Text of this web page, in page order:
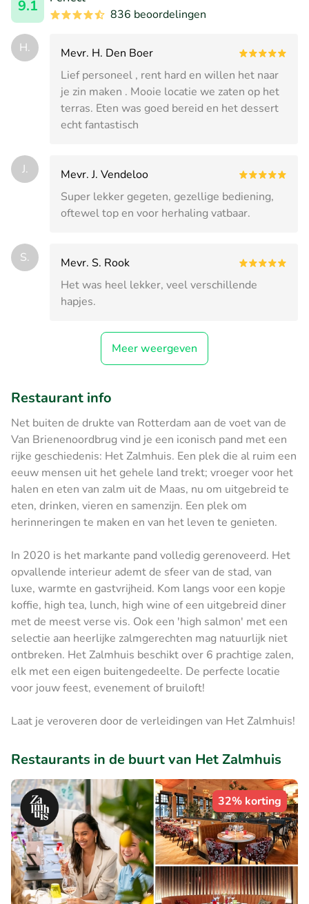
9.1
836 beoordelingen
H.
Mevr. H. Den Boer
Lief personeel , rent hard en willen het naar
je zin maken . Mooie locatie we zaten op het
terras. Eten was goed bereid en het dessert
echt fantastisch
J.
Mevr. J. Vendeloo
Super lekker gegeten, gezellige bediening,
oftewel top en voor herhaling vatbaar.
S.
Mevr. S. Rook
Het was heel lekker, veel verschillende
hapjes.
Meer weergeven
Restaurant info
Net buiten de drukte van Rotterdam aan de voet van de
Van Brienenoordbrug vind je een iconisch pand met een
rijke geschiedenis: Het Zalmhuis. Een plek die al ruim een
eeuw mensen uit het gehele land trekt; vroeger voor het
halen en eten van zalm uit de Maas, nu om uitgebreid te
eten, drinken, vieren en samenzijn. Een plek om
herinneringen te maken en van het leven te genieten.
In 2020 is het markante pand volledig gerenoveerd. Het
opvallende interieur ademt de sfeer van de stad, van
luxe, warmte en gastvrijheid. Kom langs voor een kopje
koffie, high tea, lunch, high wine of een uitgebreid diner
met de meest verse vis. Ook een 'high salmon' met een
selectie aan heerlijke zalmgerechten mag natuurlijk niet
ontbreken. Het Zalmhuis beschikt over 6 prachtige zalen,
elk met een eigen buitengedeelte. De perfecte locatie
voor jouw feest, evenement of bruiloft!
Laat je veroveren door de verleidingen van Het Zalmhuis!
Restaurants in de buurt van Het Zalmhuis
32% korting